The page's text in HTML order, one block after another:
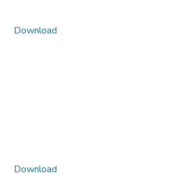
Download
Download